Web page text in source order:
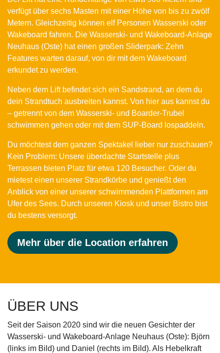
verfügt über sechs Masten mit einer Höhe von bis zu zwölf
Metern. Gleichzeitig können elf Personen Wasserski oder
Wakeboard fahren. Die Wasserski- und Wakeboard-Anlage
Neuhaus (Oste) hat einen großen Sliderpark: Zehn
Features warten darauf, von dir mit dem Wakeboard
erkundet zu werden.
Neben dem Lift befindet sich ein Sandstrand, an dem du
dein Strandtuch ausbreiten kannst. Von hier aus kannst du
– getrennt von dem Wasserski- und Boarder-Trubel
schwimmen gehen oder mit dem SUP-Board lospaddeln.
Du möchtest dem ganzen Spektakel lieber nur zuschauen?
Kein Problem: Unsere überdachte Startstelle plus
Terrassen bieten Platz für etwa 120 Besucher. Oder du
mietest einen unserer Strandkörbe und genießt den
Anblick von einer unserer schwimmenden Plattformen am
Ufer des Sees. Durch unseren Kiosk und unser Bistro bist
du bestens versorgt.
Mehr über die Location erfahren
ÜBER UNS
Seit der Saison 2020 sind wir die neuen Gesichter der
Wasserski- und Wakeboard-Anlage Neuhaus (Oste): Björn
(links im Bild) und Daniel (rechts im Bild). Als Hebelkraft